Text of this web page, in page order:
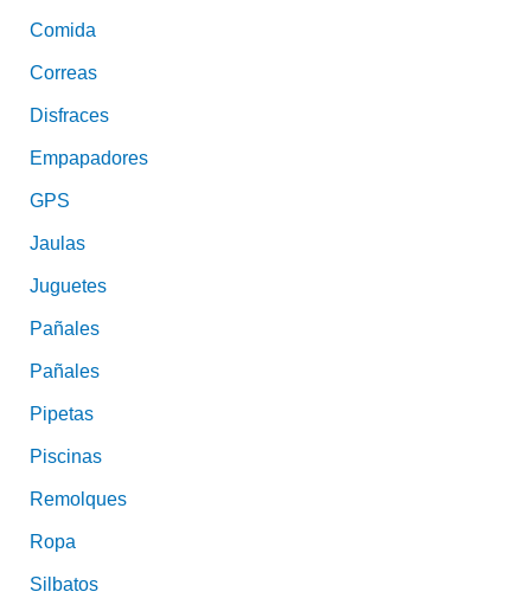
Comida
Correas
Disfraces
Empapadores
GPS
Jaulas
Juguetes
Pañales
Pañales
Pipetas
Piscinas
Remolques
Ropa
Silbatos